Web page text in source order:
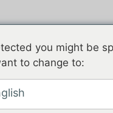
ยินดีต้
เจิ้งโ
you might be
to change to: